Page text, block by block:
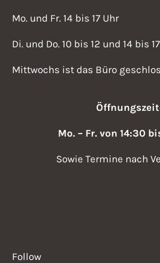
Mo. und Fr. 14 bis 17 Uhr
Di. und Do. 10 bis 12 und 14 bis
Mittwochs ist das Büro
Mo. – Fr. von 14:30
Sowie Termine nach
Follow